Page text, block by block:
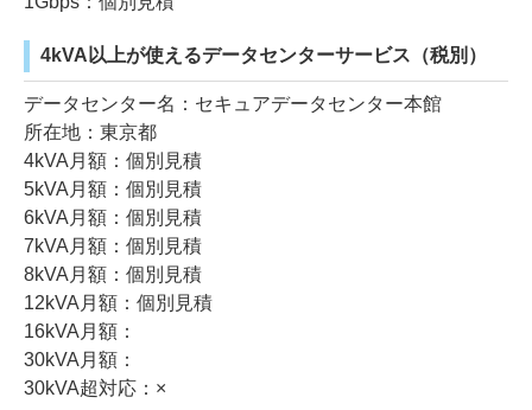
4kVA以上が使えるデータセンターサービス（税別）
データセンター名：セキュアデータセンター本館
所在地：東京都
4kVA月額：個別見積
5kVA月額：個別見積
6kVA月額：個別見積
7kVA月額：個別見積
8kVA月額：個別見積
12kVA月額：個別見積
16kVA月額：
30kVA月額：
30kVA超対応：×